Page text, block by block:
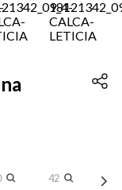
42